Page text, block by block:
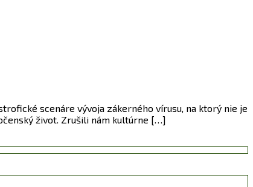
scenáre vývoja zákerného vírusu, na ktorý nie je
život. Zrušili nám kultúrne […]